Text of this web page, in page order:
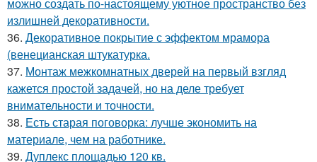
можно создать по-настоящему уютное пространство без
излишней декоративности.
36. Декоративное покрытие с эффектом мрамора
(венецианская штукатурка.
37. Монтаж межкомнатных дверей на первый взгляд
кажется простой задачей, но на деле требует
внимательности и точности.
38. Есть старая поговорка: лучше экономить на
материале, чем на работнике.
39. Дуплекс площадью 120 кв.